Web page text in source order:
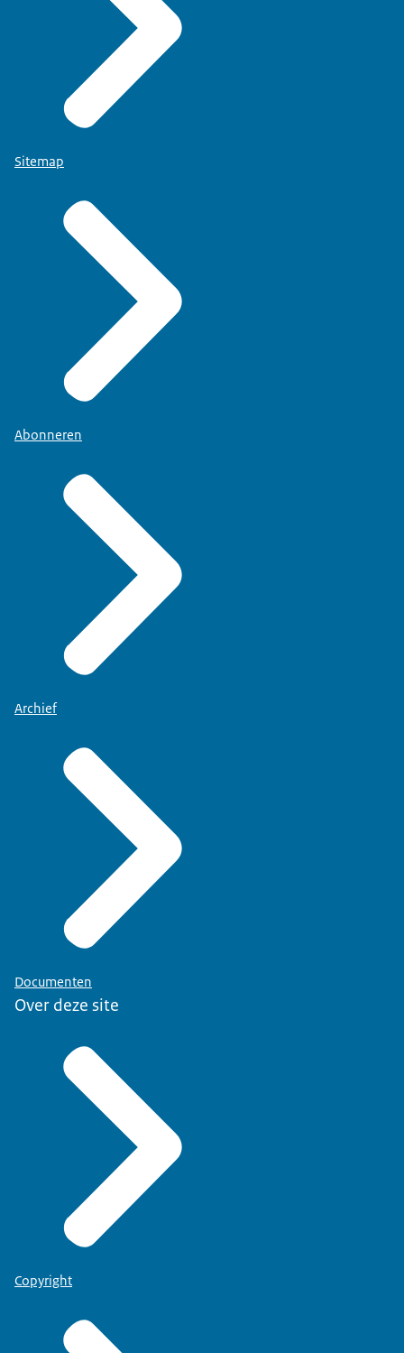
Sitemap
Abonneren
Archief
Documenten
Over deze site
Copyright